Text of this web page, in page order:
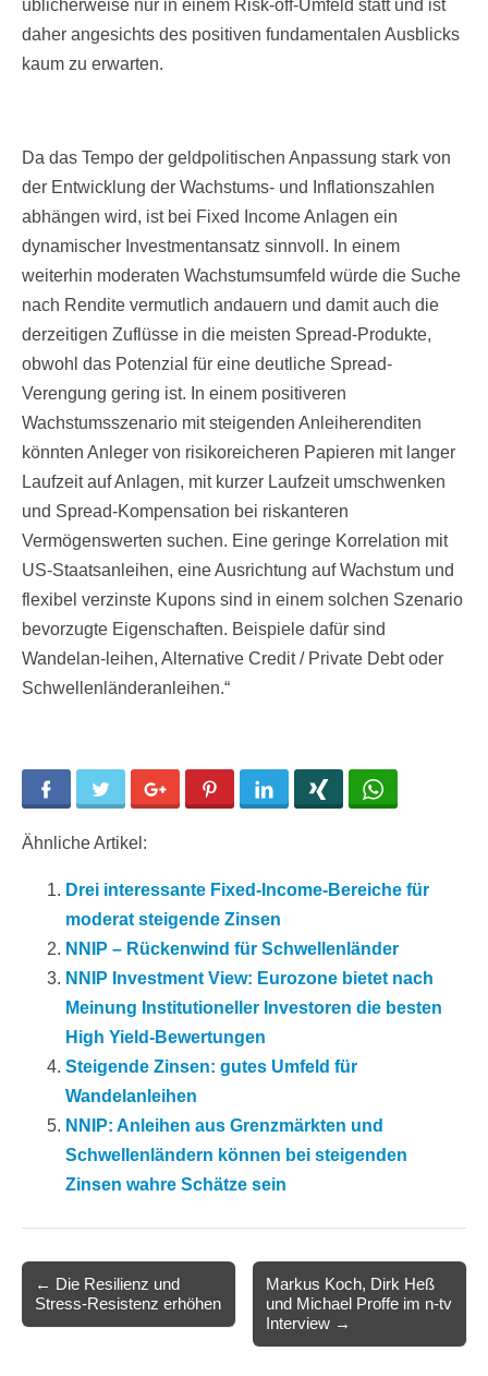
üblicherweise nur in einem Risk-off-Umfeld statt und ist
daher angesichts des positiven fundamentalen Ausblicks
kaum zu erwarten.
Da das Tempo der geldpolitischen Anpassung stark von
der Entwicklung der Wachstums- und Inflationszahlen
abhängen wird, ist bei Fixed Income Anlagen ein
dynamischer Investmentansatz sinnvoll. In einem
weiterhin moderaten Wachstumsumfeld würde die Suche
nach Rendite vermutlich andauern und damit auch die
derzeitigen Zuflüsse in die meisten Spread-Produkte,
obwohl das Potenzial für eine deutliche Spread-
Verengung gering ist. In einem positiveren
Wachstumsszenario mit steigenden Anleiherenditen
könnten Anleger von risikoreicheren Papieren mit langer
Laufzeit auf Anlagen, mit kurzer Laufzeit umschwenken
und Spread-Kompensation bei riskanteren
Vermögenswerten suchen. Eine geringe Korrelation mit
US-Staatsanleihen, eine Ausrichtung auf Wachstum und
flexibel verzinste Kupons sind in einem solchen Szenario
bevorzugte Eigenschaften. Beispiele dafür sind
Wandelan-leihen, Alternative Credit / Private Debt oder
Schwellenländeranleihen.“
Facebook Twitter Google+ Pinterest LinkedIn
Ähnliche Artikel:
Drei interessante Fixed-Income-Bereiche für
moderat steigende Zinsen
NNIP – Rückenwind für Schwellenländer
NNIP Investment View: Eurozone bietet nach
Meinung Institutioneller Investoren die besten
High Yield-Bewertungen
Steigende Zinsen: gutes Umfeld für
Wandelanleihen
NNIP: Anleihen aus Grenzmärkten und
Schwellenländern können bei steigenden
Zinsen wahre Schätze sein
navigation
← Die Resilienz und
Stress-Resistenz erhöhen
Markus Koch, Dirk Heß
und Michael Proffe im n-tv
Interview →